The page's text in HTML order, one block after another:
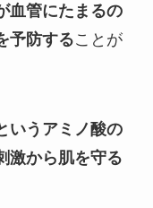
血管にたまるの
予防することが
いうアミノ酸の
激から肌を守る